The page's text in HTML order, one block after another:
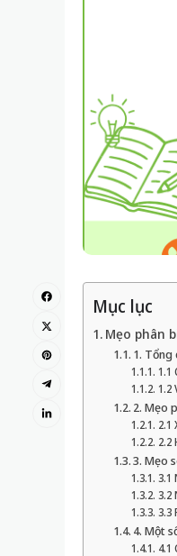
Mục lục
Mẹo phân
1. Tổng
1.1
1.2
2. Mẹo
2.1
2.2
3. Mẹo
3.1
3.2
3.3
4. Một
4.1